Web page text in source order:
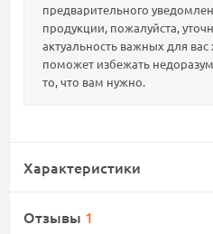
предварительного
продукции, пожалуйста,
актуальность важных для вас
поможет избежать
то, что вам нужно.
Характеристики
Отзывы 1